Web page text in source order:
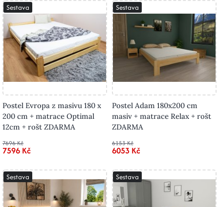
Sestava
Postel Evropa z masivu 180 x
200 cm + matrace Optimal
12cm + rošt ZDARMA
7696 Kč
7596 Kč
Sestava
Postel Adam 180x200 cm
masiv + matrace Relax + rošt
ZDARMA
6153 Kč
6053 Kč
Sestava Sestava